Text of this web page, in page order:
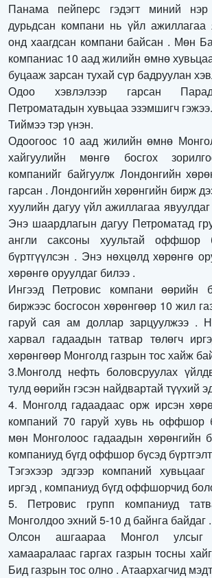
Панама пейперс гэдэгт миний
дурьдсан компани нь үйл ажиллагаа
онд хаагдсан компани байсан . Мөн
компаниас 10 аад жилийн өмнө
буцааж зарсан тухай сүр бадруулан
Одоо хэвлэлээр гарсан
Петроматадын хувьцаа эзэмшигч гэжээ.
Тиймээ тэр үнэн.
Одоогоос 10 аад жилийн өмнө
хайгуулийн мөнгө босгох
компанийг байгуулж Лондонгийн
гарсан . Лондонгийн хөрөнгийн бирж
хуулийн дагуу үйл ажиллагаа
Энэ шаардлагын дагуу Петроматад
англи саксоны хуультай оффшор
бүртгүүлсэн . Энэ нөхцөлд хөрөнгө
хөрөнгө оруулдаг билээ .
Ингээд Петровис компани өөрийн
биржээс босгосон хөрөнгөөр 10 жил
гаруй сая ам доллар зарцуулжээ .
харвал гадаадын татвар төлөгч
хөрөнгөөр Монголд газрын тос хайж
3.Монголд нефть боловсруулах
тулд өөрийн гэсэн найдвартай түүхий
4. Монголд гадаадаас орж ирсэн
компаний 70 гаруй хувь нь оффшор
мөн Монголоос гадаадын хөрөнгийн
компаниуд бүгд оффшор бүсэд
Тэгэхээр эдгээр компаний
иргэд , компаниуд бүгд оффшорчид
5. Петровис групп компаниуд
Монголдоо эхний 5-10 д байнга байдаг .
Олсон ашгаараа Монгол улсыг
хамааралаас гаргах газрын тосны
Бид газрын тос олно . Атаархагчид